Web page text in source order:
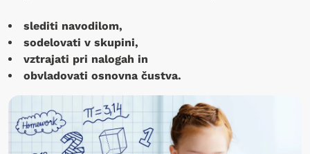
slediti navodilom,
sodelovati v skupini,
vztrajati pri nalogah in
obvladovati osnovna čustva.